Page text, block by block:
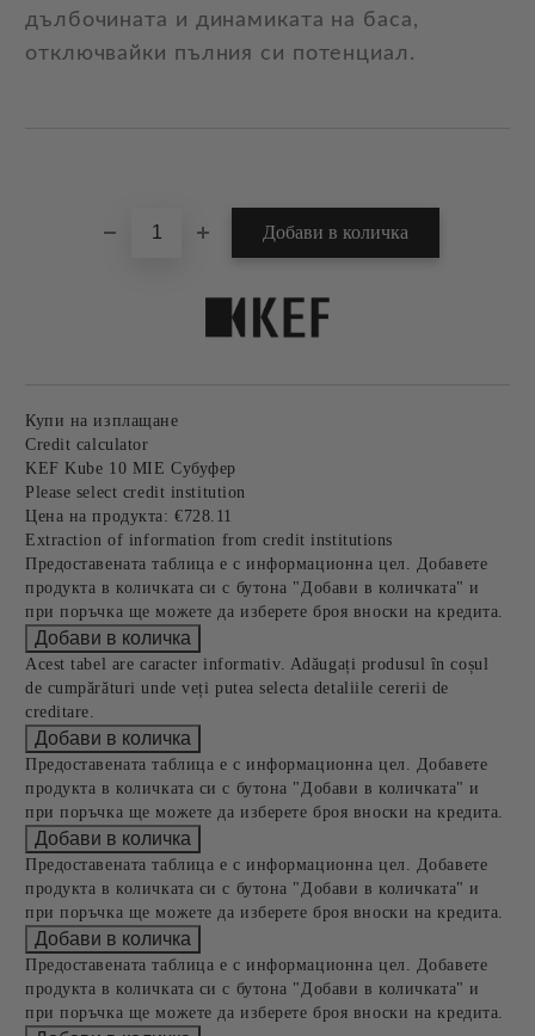
дълбочината и динамиката на баса,
отключвайки пълния си потенциал.
Купи на изплащане
Credit calculator
KEF Kube 10 MIE Субуфер
Please select credit institution
Цена на продукта: €728.11
Extraction of information from credit institutions
Предоставената таблица е с информационна цел. Добавете
продукта в количката си с бутона "Добави в количката" и
при поръчка ще можете да изберете броя вноски на кредита.
Acest tabel are caracter informativ. Adăugați produsul în coșul
de cumpărături unde veți putea selecta detaliile cererii de
creditare.
Предоставената таблица е с информационна цел. Добавете
продукта в количката си с бутона "Добави в количката" и
при поръчка ще можете да изберете броя вноски на кредита.
Предоставената таблица е с информационна цел. Добавете
продукта в количката си с бутона "Добави в количката" и
при поръчка ще можете да изберете броя вноски на кредита.
Предоставената таблица е с информационна цел. Добавете
продукта в количката си с бутона "Добави в количката" и
при поръчка ще можете да изберете броя вноски на кредита.